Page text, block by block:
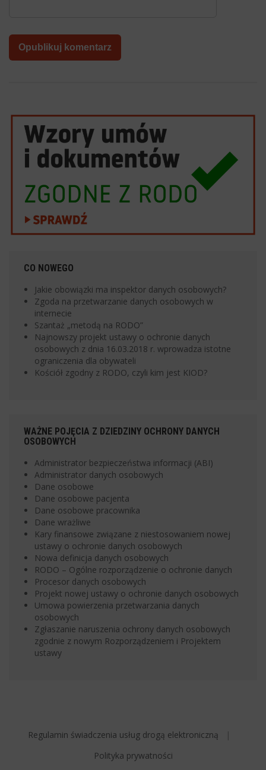
CO NOWEGO
Jakie obowiązki ma inspektor danych osobowych?
Zgoda na przetwarzanie danych osobowych w
internecie
Szantaż „metodą na RODO”
Najnowszy projekt ustawy o ochronie danych
osobowych z dnia 16.03.2018 r. wprowadza istotne
ograniczenia dla obywateli
Kościół zgodny z RODO, czyli kim jest KIOD?
WAŻNE POJĘCIA Z DZIEDZINY OCHRONY DANYCH
OSOBOWYCH
Administrator bezpieczeństwa informacji (ABI)
Administrator danych osobowych
Dane osobowe
Dane osobowe pacjenta
Dane osobowe pracownika
Dane wrażliwe
Kary finansowe związane z niestosowaniem nowej
ustawy o ochronie danych osobowych
Nowa definicja danych osobowych
RODO – Ogólne rozporządzenie o ochronie danych
Procesor danych osobowych
Projekt nowej ustawy o ochronie danych osobowych
Umowa powierzenia przetwarzania danych
osobowych
Zgłaszanie naruszenia ochrony danych osobowych
zgodnie z nowym Rozporządzeniem i Projektem
ustawy
Regulamin świadczenia usług drogą elektroniczną
Polityka prywatności